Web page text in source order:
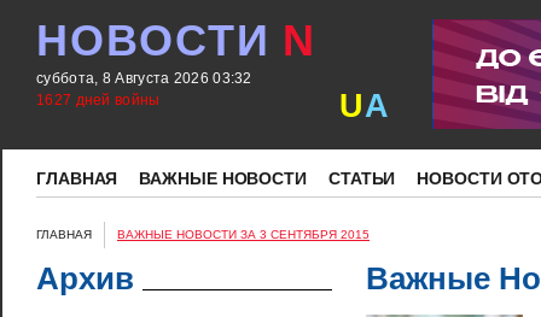
НОВОСТИ N
суббота, 8 Августа 2026 03:32
1627 дней войны
UA
ГЛАВНАЯ ВАЖНЫЕ НОВОСТИ СТАТЬИ НОВОСТИ
ГЛАВНАЯ ВАЖНЫЕ НОВОСТИ ЗА 3 СЕНТЯБРЯ 2015
Архив Важные